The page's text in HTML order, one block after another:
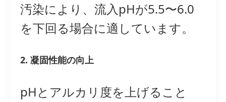
汚染により、流入pHが5.5〜6.0
を下回る場合に適しています。
2. 凝固性能の向上
pHとアルカリ度を上げること